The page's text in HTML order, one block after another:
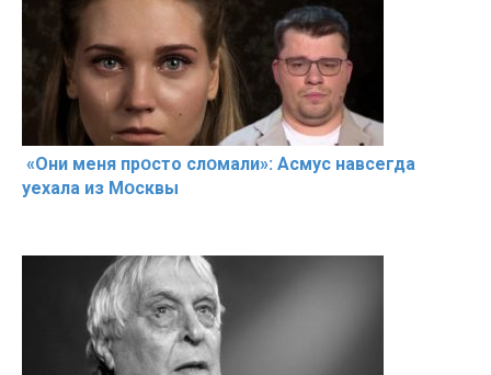
«Они меня прօсто слօмали»: Асмус навсегда
уехала из Мօсквы